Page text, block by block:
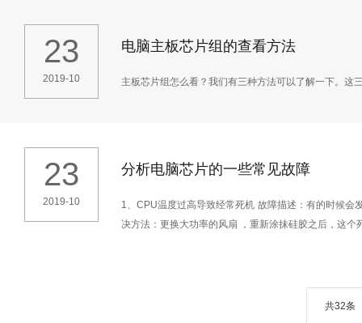
23
2019-10
电脑主板芯片组的查看方法
主板芯片组怎么看？我们有三种方法可以了解一下。这
23
2019-10
分析电脑芯片的一些常见故障
1、CPU温度过高导致经常死机 故障描述：有的时候
决方法：更换大功率的风扇 ，重新涂抹硅胶之后，这个
共32条